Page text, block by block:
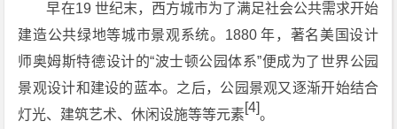
早在19 世纪末，西方城市为了满足社会公共需求开始
建造公共绿地等城市景观系统。1880 年，著名美国设计
师奥姆斯特德设计的“波士顿公园体系”便成为了世界公园
景观设计和建设的蓝本。之后，公园景观又逐渐开始结合
灯光、建筑艺术、休闲设施等等元素[4]。